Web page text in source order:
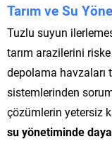
Tarım ve Su
Tuzlu suyun
tarım arazilerini
depolama havzaları
sistemlerinden
çözümlerin yetersiz
su yönetiminde